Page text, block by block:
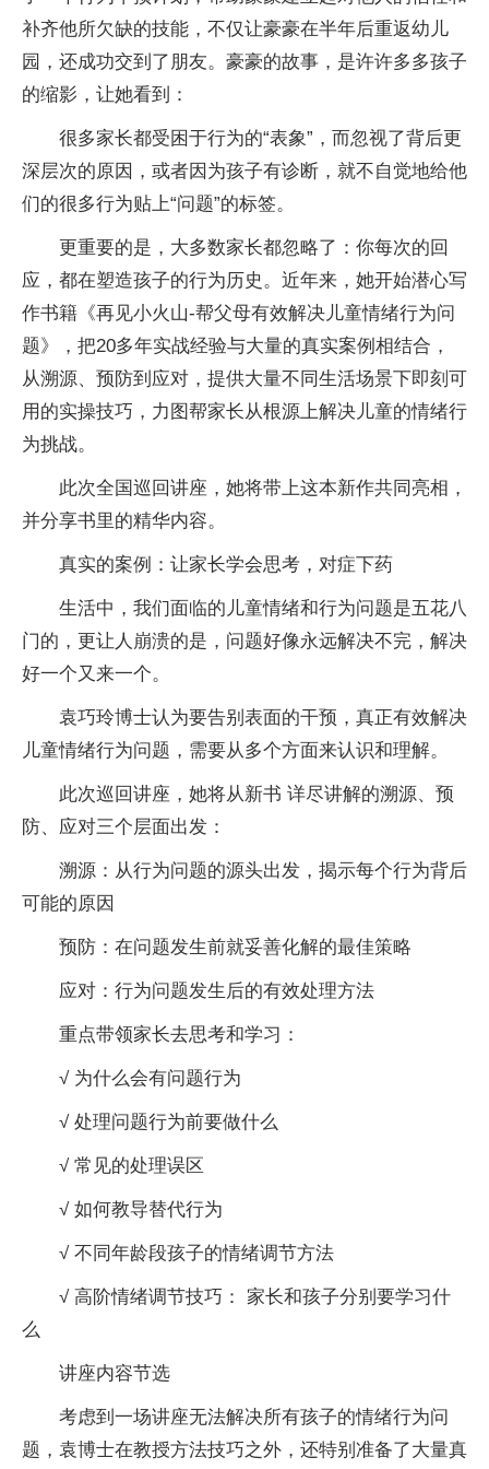
补齐他所欠缺的技能，不仅让豪豪在半年后重返幼儿
园，还成功交到了朋友。豪豪的故事，是许许多多孩子
的缩影，让她看到：
很多家长都受困于行为的“表象”，而忽视了背后更
深层次的原因，或者因为孩子有诊断，就不自觉地给他
们的很多行为贴上“问题”的标签。
更重要的是，大多数家长都忽略了：你每次的回
应，都在塑造孩子的行为历史。近年来，她开始潜心写
作书籍《再见小火山-帮父母有效解决儿童情绪行为问
题》，把20多年实战经验与大量的真实案例相结合，
从溯源、预防到应对，提供大量不同生活场景下即刻可
用的实操技巧，力图帮家长从根源上解决儿童的情绪行
为挑战。
此次全国巡回讲座，她将带上这本新作共同亮相，
并分享书里的精华内容。
真实的案例：让家长学会思考，对症下药
生活中，我们面临的儿童情绪和行为问题是五花八
门的，更让人崩溃的是，问题好像永远解决不完，解决
好一个又来一个。
袁巧玲博士认为要告别表面的干预，真正有效解决
儿童情绪行为问题，需要从多个方面来认识和理解。
此次巡回讲座，她将从新书 详尽讲解的溯源、预
防、应对三个层面出发：
溯源：从行为问题的源头出发，揭示每个行为背后
可能的原因
预防：在问题发生前就妥善化解的最佳策略
应对：行为问题发生后的有效处理方法
重点带领家长去思考和学习：
√ 为什么会有问题行为
√ 处理问题行为前要做什么
√ 常见的处理误区
√ 如何教导替代行为
√ 不同年龄段孩子的情绪调节方法
√ 高阶情绪调节技巧： 家长和孩子分别要学习什
么
讲座内容节选
考虑到一场讲座无法解决所有孩子的情绪行为问
题，袁博士在教授方法技巧之外，还特别准备了大量真